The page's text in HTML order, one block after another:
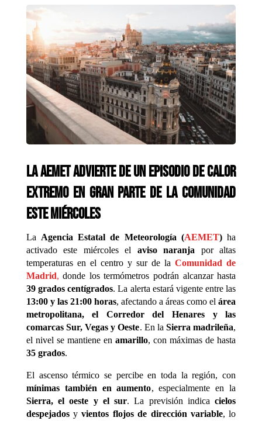
La AEMET advierte de un episodio de calor
extremo en gran parte de la Comunidad
este miércoles
La Agencia Estatal de Meteorología (AEMET)ha
activado este miércoles el aviso naranja por altas
temperaturas en el centro y sur de laComunidad de
Madrid, donde los termómetros podrán alcanzar hasta
39 grados centígrados. La alerta estará vigente entre las
13:00 y las 21:00 horas, afectando a áreas como elárea
metropolitana, el Corredor del Henares y las
comarcas Sur, Vegas y Oeste. En laSierra madrileña,
el nivel se mantiene enamarillo, con máximas de hasta
35 grados.
El ascenso térmico se percibe en toda la región, con
mínimas también en aumento, especialmente en la
Sierra, el oeste y el sur. La previsión indicacielos
despejadosyvientos flojos de dirección variable, lo